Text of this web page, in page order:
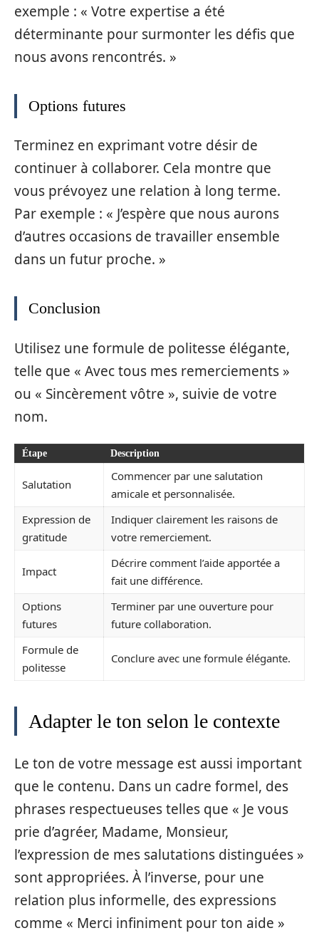
exemple : « Votre expertise a été
déterminante pour surmonter les défis que
nous avons rencontrés. »
Options futures
Terminez en exprimant votre désir de
continuer à collaborer. Cela montre que
vous prévoyez une relation à long terme.
Par exemple : « J’espère que nous aurons
d’autres occasions de travailler ensemble
dans un futur proche. »
Conclusion
Utilisez une formule de politesse élégante,
telle que « Avec tous mes remerciements »
ou « Sincèrement vôtre », suivie de votre
nom.
Étape Description
Salutation
Commencer par une salutation
amicale et personnalisée.
Expression de
gratitude
Indiquer clairement les raisons de
votre remerciement.
Impact
Décrire comment l’aide apportée a
fait une différence.
Options
futures
Terminer par une ouverture pour
future collaboration.
Formule de
politesse
Conclure avec une formule élégante.
Adapter le ton selon le contexte
Le ton de votre message est aussi important
que le contenu. Dans un cadre formel, des
phrases respectueuses telles que « Je vous
prie d’agréer, Madame, Monsieur,
l’expression de mes salutations distinguées »
sont appropriées. À l’inverse, pour une
relation plus informelle, des expressions
comme « Merci infiniment pour ton aide »